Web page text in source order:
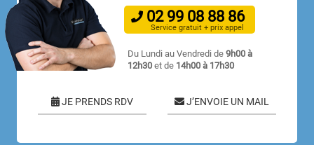
02 99 08 88 86
Service gratuit + prix appel
Du Lundi au Vendredi de9h00 à
12h30 et de 14h00 à 17h30
JE PRENDS RDV J’ENVOIE UN MAIL